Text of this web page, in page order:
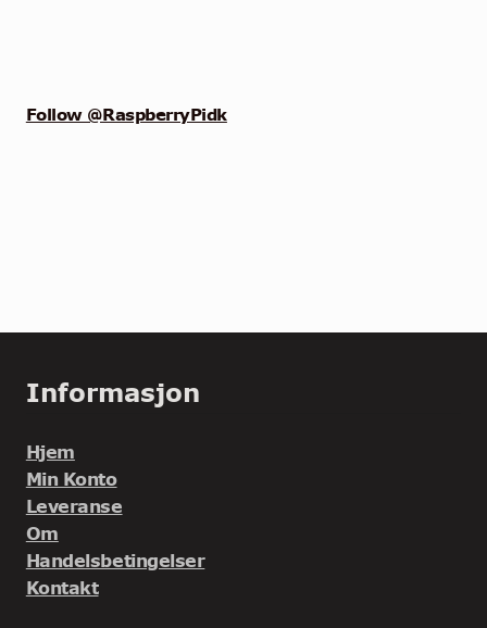
Follow @RaspberryPidk
Informasjon
Hjem
Min Konto
Leveranse
Om
Handelsbetingelser
Kontakt